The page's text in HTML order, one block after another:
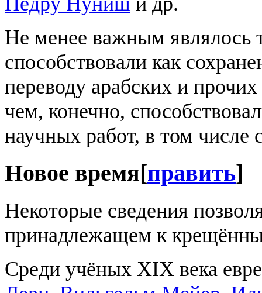
Не менее важным являлось
способствовали как
переводу арабских и
чем, конечно,
научных работ, в том числе
Новое время[править]
Некоторые сведения
принадлежащем к
Среди учёных XIX века